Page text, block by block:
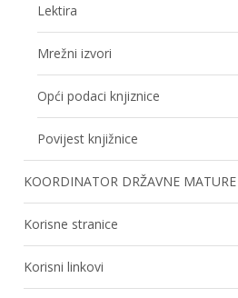
Lektira
Mrežni izvori
Opći podaci knjiznice
Povijest knjižnice
KOORDINATOR DRŽAVNE MATURE
Korisne stranice
Korisni linkovi